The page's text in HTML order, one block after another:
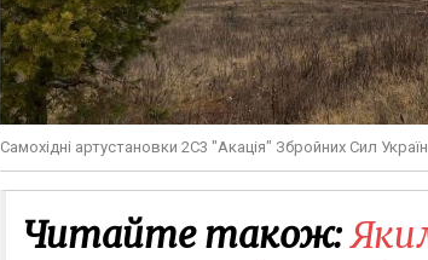
Самохідні артустановки 2С3 "Акація" Збройних Сил
Читайте також: